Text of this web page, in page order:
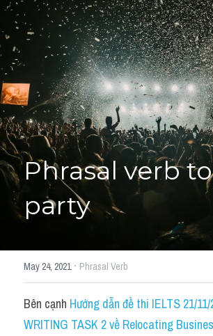
Giải đề thi từng câu
Lời khuyên
Giải đề thi
Academic words
Phrase
Phrasal Verb
Idioms đồng nghĩa
Idioms trái nghĩa
Antonym
Idiom
HỌC THỬ
Phrasal verb
party
May 24, 2021· Phrasal Verb
Bên cạnh Hướng dẫn đề thi IELTS 21/
WRITING TASK 2 về Relocating